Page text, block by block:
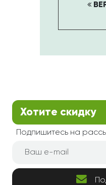
Хотите скидку
Подпишитесь на